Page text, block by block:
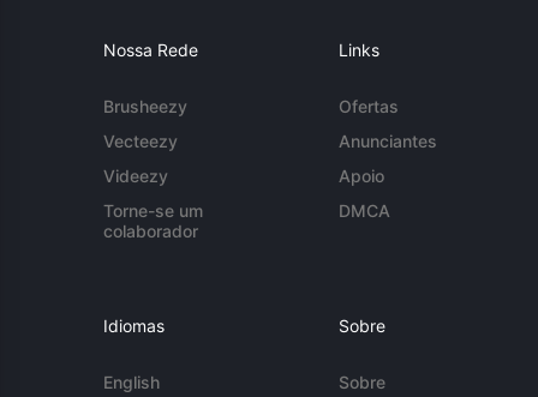
Nossa Rede
Brusheezy
Vecteezy
Videezy
Torne-se um
colaborador
Links
Ofertas
Anunciantes
Apoio
DMCA
Idiomas
English
Sobre
Sobre